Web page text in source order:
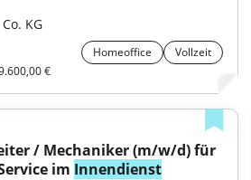
KG
Homeoffice
Vollzeit
€
/ Mechaniker (m/w/d) für
im Innendienst